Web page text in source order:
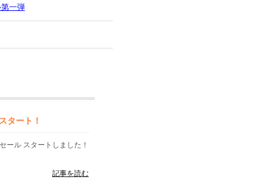
一弾
タート！
ル スタートしました！
記事を読む